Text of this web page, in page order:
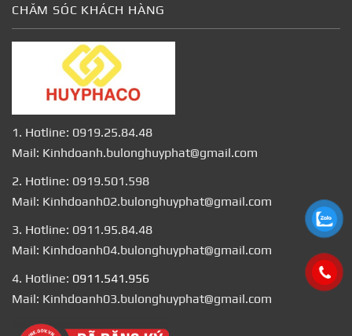
CHĂM SÓC KHÁCH HÀNG
1. Hotline: 0919.25.84.48
Mail: Kinhdoanh.bulonghuyphat@gmail.com
2. Hotline: 0919.501.598
Mail: Kinhdoanh02.bulonghuyphat@gmail.com
3. Hotline: 0911.95.84.48
Mail: Kinhdoanh04.bulonghuyphat@gmail.com
4. Hotline: 0911.541.956
Mail: Kinhdoanh03.bulonghuyphat@gmail.com